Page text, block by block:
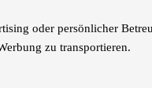
oder persönlicher
zu transportieren.